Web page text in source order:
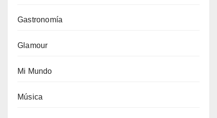
Gastronomía
Glamour
Mi Mundo
Música